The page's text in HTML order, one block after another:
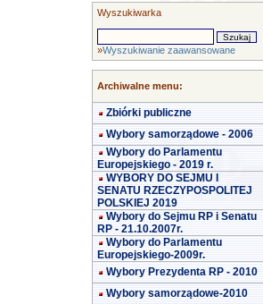
Wyszukiwarka
»Wyszukiwanie zaawansowane
Archiwalne menu:
Zbiórki publiczne
Wybory samorządowe - 2006
Wybory do Parlamentu
Europejskiego - 2019 r.
WYBORY DO SEJMU I
SENATU RZECZYPOSPOLITEJ
POLSKIEJ 2019
Wybory do Sejmu RP i Senatu
RP - 21.10.2007r.
Wybory do Parlamentu
Europejskiego-2009r.
Wybory Prezydenta RP - 2010
Wybory samorządowe-2010